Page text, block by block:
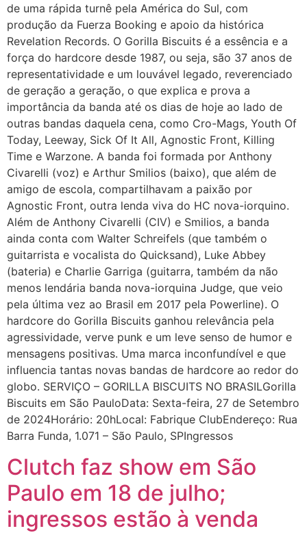
de uma rápida turnê pela América do Sul, com
produção da Fuerza Booking e apoio da histórica
Revelation Records. O Gorilla Biscuits é a essência e a
força do hardcore desde 1987, ou seja, são 37 anos de
representatividade e um louvável legado, reverenciado
de geração a geração, o que explica e prova a
importância da banda até os dias de hoje ao lado de
outras bandas daquela cena, como Cro-Mags, Youth Of
Today, Leeway, Sick Of It All, Agnostic Front, Killing
Time e Warzone. A banda foi formada por Anthony
Civarelli (voz) e Arthur Smilios (baixo), que além de
amigo de escola, compartilhavam a paixão por
Agnostic Front, outra lenda viva do HC nova-iorquino.
Além de Anthony Civarelli (CIV) e Smilios, a banda
ainda conta com Walter Schreifels (que também o
guitarrista e vocalista do Quicksand), Luke Abbey
(bateria) e Charlie Garriga (guitarra, também da não
menos lendária banda nova-iorquina Judge, que veio
pela última vez ao Brasil em 2017 pela Powerline). O
hardcore do Gorilla Biscuits ganhou relevância pela
agressividade, verve punk e um leve senso de humor e
mensagens positivas. Uma marca inconfundível e que
influencia tantas novas bandas de hardcore ao redor do
globo. SERVIÇO – GORILLA BISCUITS NO BRASILGorilla
Biscuits em São PauloData: Sexta-feira, 27 de Setembro
de 2024Horário: 20hLocal: Fabrique ClubEndereço: Rua
Barra Funda, 1.071 – São Paulo, SPIngressos
Clutch faz show em São
Paulo em 18 de julho;
ingressos estão à venda